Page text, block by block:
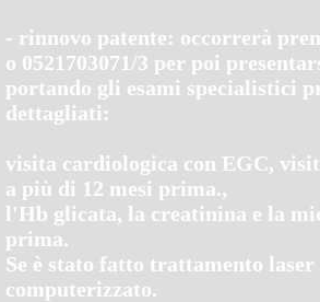
- rinnovo patente: occorrerà
o 0521703071/3 per poi
portando gli esami specialistici
dettagliati:
visita cardiologica con EGC,
a più di 12 mesi prima.,
l'Hb glicata, la creatinina e la
prima.
Se è stato fatto trattamento
computerizzato.